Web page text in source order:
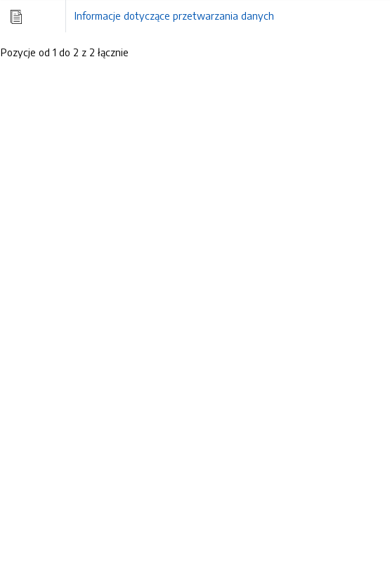
Informacje dotyczące przetwarzania danych
Pozycje od 1 do 2 z 2 łącznie